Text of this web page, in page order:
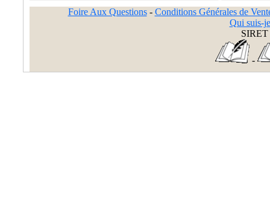
Foire Aux Questions- Conditions Générales de
Qui suis-
SIRET
-